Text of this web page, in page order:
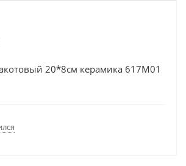
20*8см керамика 617M01